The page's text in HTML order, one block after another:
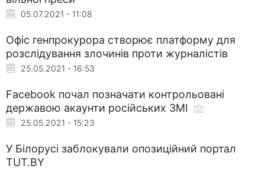
05.07.2021 - 11:08
Офіс генпрокурора створює платформу для
розслідування злочинів проти журналістів
25.05.2021 - 16:53
Facebook почал позначати контрольовані
державою акаунти російських ЗМІ
25.05.2021 - 15:23
У Білорусі заблокували опозиційний портал
TUT.BY